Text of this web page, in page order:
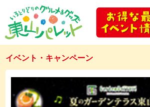
イベント・キャンペーン